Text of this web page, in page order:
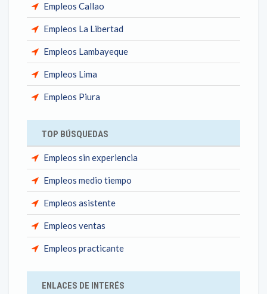
Empleos Callao
Empleos La Libertad
Empleos Lambayeque
Empleos Lima
Empleos Piura
TOP BÚSQUEDAS
Empleos sin experiencia
Empleos medio tiempo
Empleos asistente
Empleos ventas
Empleos practicante
ENLACES DE INTERÉS